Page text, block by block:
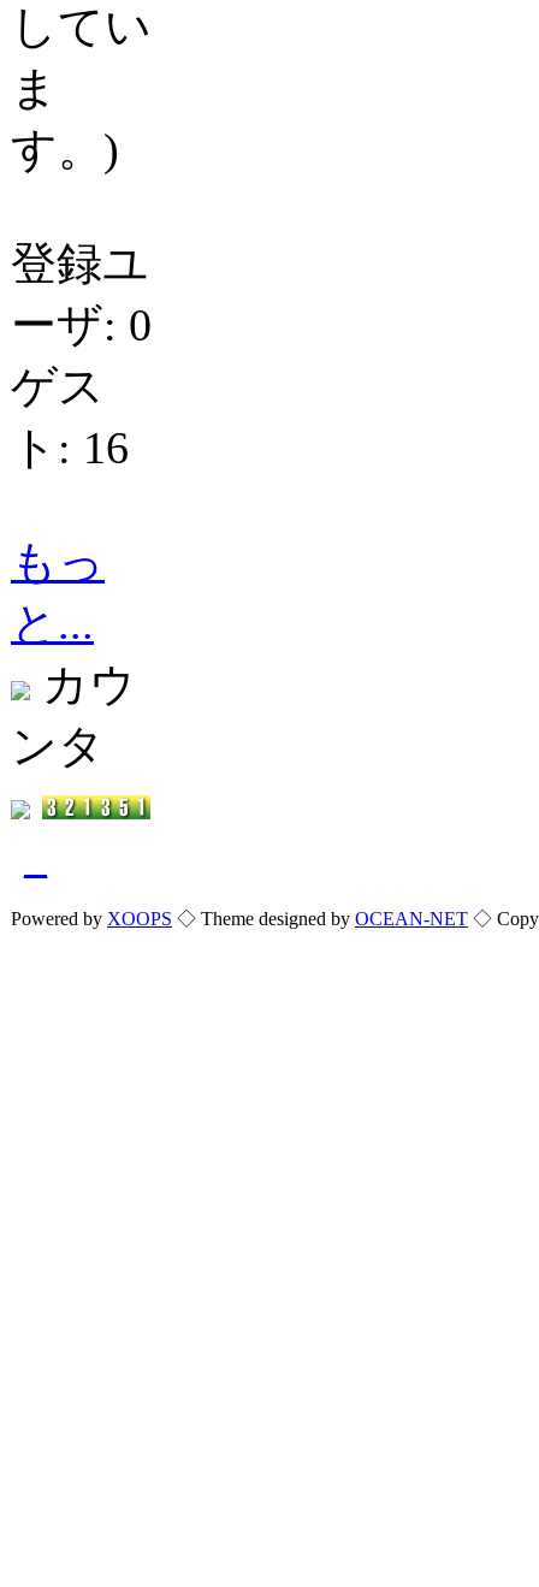
してい
ま
す。)
登録ユ
ーザ: 0
ゲス
ト: 16
もっ
と...
カウ
ンタ
Powered by XOOPS ◇ Theme designed by OCEAN-NET ◇